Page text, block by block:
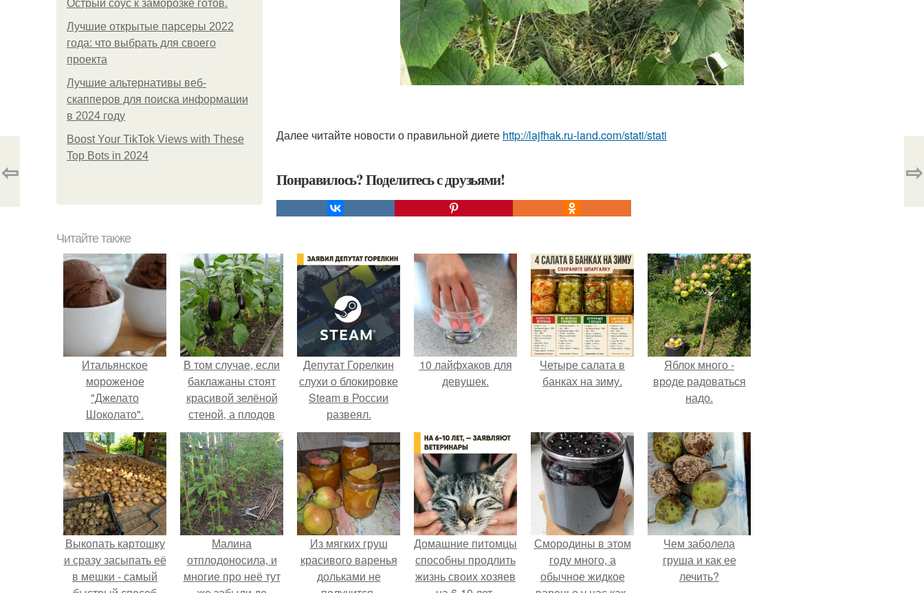
Острый соус к заморозке готов.
Лучшие открытые парсеры 2022
года: что выбрать для своего
проекта
Лучшие альтернативы веб-
скапперов для поиска информации
в 2024 году
Boost Your TikTok Views with These
Top Bots in 2024
Далее читайте новости о правильной диете http://lajfhak.ru-land.com/stati/stati
Понравилось? Поделитесь с друзьями!
⇦ ⇨
Читайте также
Итальянское
мороженое
"Джелато
Шоколато".
В том случае, если
баклажаны стоят
красивой зелёной
стеной, а плодов
почти не видно -
радоваться тут
нечему.
Депутат Горелкин
слухи о блокировке
Steam в России
развеял.
10 лайфхаков для
девушек.
Четыре салата в
банках на зиму.
Яблок много -
вроде радоваться
надо.
Выкопать картошку
и сразу засыпать её
в мешки - самый
Малина
отплодоносила, и
многие про неё тут
Из мягких груш
красивого варенья
дольками не
Домашние питомцы
способны продлить
жизнь своих хозяев
Смородины в этом
году много, а
обычное жидкое
Чем заболела
груша и как ее
лечить?